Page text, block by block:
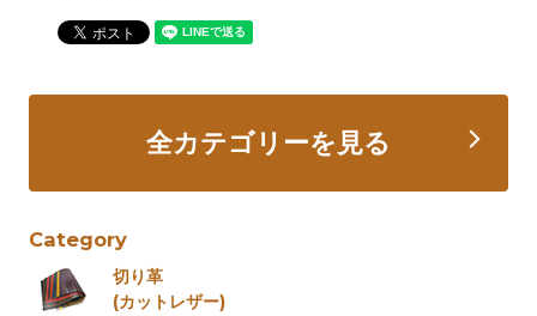
全カテゴリーを見る
Category
切り革
(カットレザー)